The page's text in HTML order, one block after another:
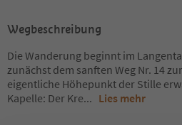
Wegbeschreibung
Die Wanderung beginnt im
zunächst dem sanften Weg Nr. 14
eigentliche Höhepunkt der Stille
Kapelle: Der Kre... Lies mehr